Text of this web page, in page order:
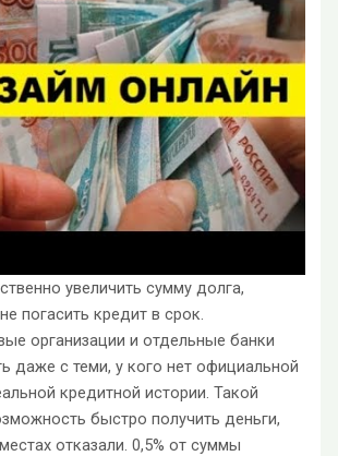
увеличить сумму долга,
погасить кредит в срок.
организации и отдельные банки
даже с теми, у кого нет официальной
кредитной истории. Такой
быстро получить деньги,
отказали. 0,5% от суммы